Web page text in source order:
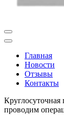
Главная
Новости
Отзывы
Контакты
Круглосуточная
проводим